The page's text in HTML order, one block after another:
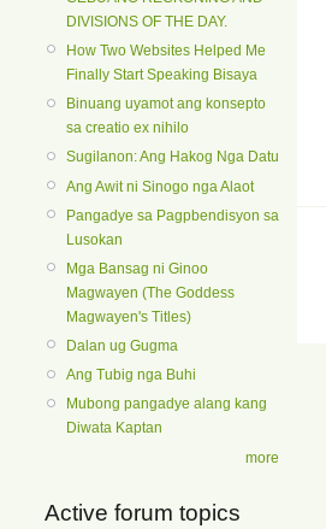
DIVISIONS OF THE DAY.
How Two Websites Helped Me
Finally Start Speaking Bisaya
Binuang uyamot ang konsepto
sa creatio ex nihilo
Sugilanon: Ang Hakog Nga Datu
Ang Awit ni Sinogo nga Alaot
Pangadye sa Pagpbendisyon sa
Lusokan
Mga Bansag ni Ginoo
Magwayen (The Goddess
Magwayen's Titles)
Dalan ug Gugma
Ang Tubig nga Buhi
Mubong pangadye alang kang
Diwata Kaptan
more
Active forum topics